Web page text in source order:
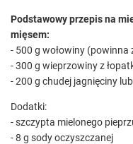
Podstawowy przepis na
mięsem:
- 500 g wołowiny
- 300 g wieprzowiny z
- 200 g chudej jagnięciny
Dodatki:
- szczypta mielonego
- 8 g sody oczyszczanej